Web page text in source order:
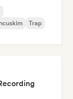
Trap